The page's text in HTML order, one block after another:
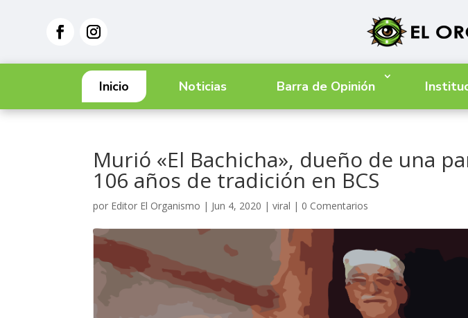
Inicio Noticias Barra de Opinión
Murió «El Bachicha», dueño de una
106 años de tradición en BCS
por Editor El Organismo | Jun 4, 2020 |viral | 0 Comentarios